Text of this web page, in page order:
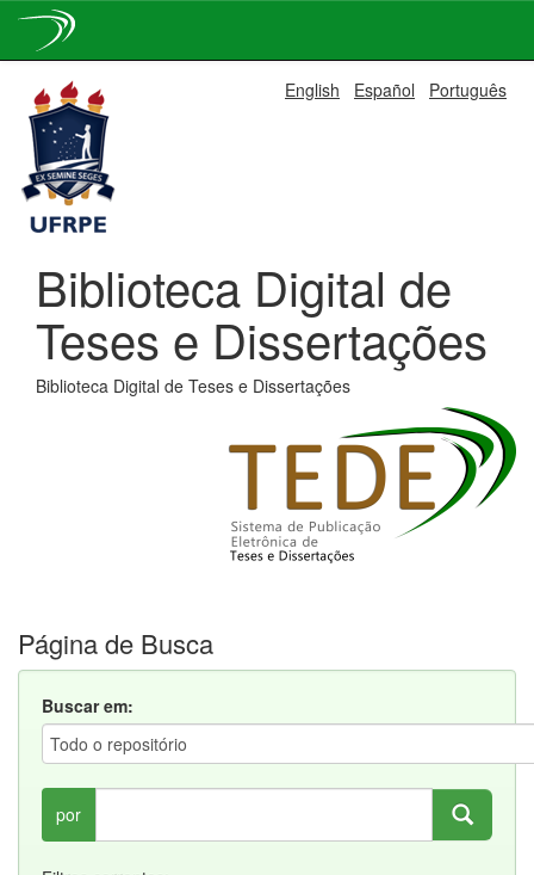
navigation
English Español Português
Biblioteca Digital de
Teses e Dissertações
Biblioteca Digital de Teses e Dissertações
Página de Busca
Buscar em:
por